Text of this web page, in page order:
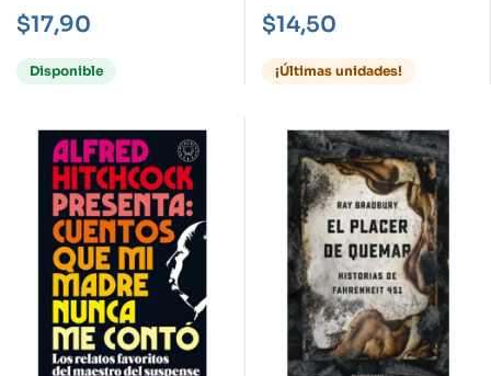
SUEÑOS, EL
$17,90
Disponible
ARSENE LUPIN, LA
$14,50
¡Últimas unidades!